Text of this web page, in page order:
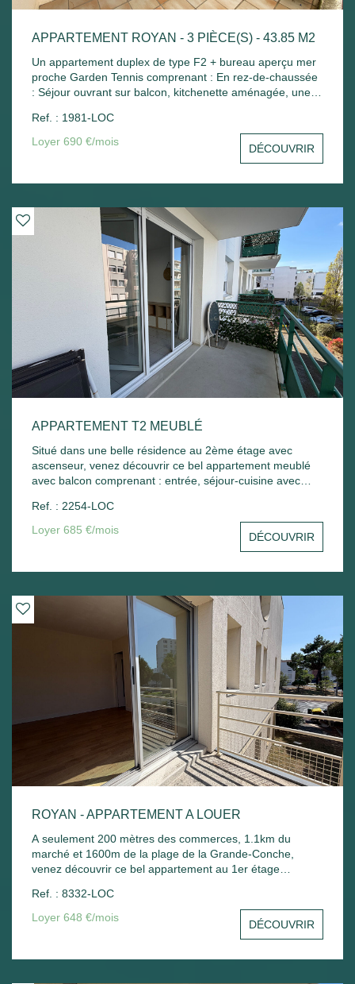
APPARTEMENT ROYAN - 3 PIÈCE(S) - 43.85 M2
Un appartement duplex de type F2 + bureau aperçu mer
proche Garden Tennis comprenant : En rez-de-chaussée
: Séjour ouvrant sur balcon, kitchenette aménagée, une
avec placard, une chambre mansardée, salle de bains
avec placard. Place de parking - Chauffage électrique.
Ref. : 1981-LOC
Loyer 690 €/mois
DÉCOUVRIR
APPARTEMENT T2 MEUBLÉ
Situé dans une belle résidence au 2ème étage avec
ascenseur, venez découvrir ce bel appartement meublé
avec balcon comprenant : entrée, séjour-cuisine avec
Chauffage électrique. Libre de suite
Ref. : 2254-LOC
Loyer 685 €/mois
DÉCOUVRIR
ROYAN - APPARTEMENT A LOUER
A seulement 200 mètres des commerces, 1.1km du
marché et 1600m de la plage de la Grande-Conche,
venez découvrir ce bel appartement au 1er étage
une cuisine, une chambre avec placard, une salle de
bain, un wc et un stationnement commun. Chauffage
électrique et ballon d'eau chaude électrique.
Ref. : 8332-LOC
Loyer 648 €/mois
DÉCOUVRIR